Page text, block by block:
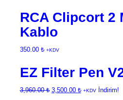
RCA Clipcort 2
Kablo
350.00 ₺ +KDV
EZ Filter Pen
3,960.00₺ Orijinal
3,500.00 ₺Şu
+KDV İndirim!